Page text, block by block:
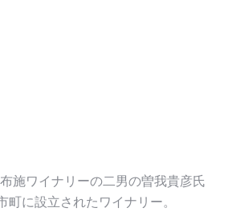
施ワイナリーの二男の曽我貴彦氏
町に設立されたワイナリー。